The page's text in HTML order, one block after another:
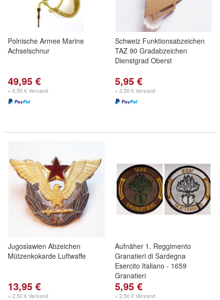
Polnische Armee Marine
Achselschnur
49,95 €
+ 6,50 € Versand
Schweiz Funktionsabzeichen
TAZ 90 Gradabzeichen
Dienstgrad Oberst
5,95 €
+ 2,50 € Versand
Jugoslawien Abzeichen
Mützenkokarde Luftwaffe
13,95 €
+ 2,50 € Versand
Aufnäher 1. Reggimento
Granatieri di Sardegna
Esercito Italiano - 1659
Granatieri
5,95 €
+ 2,50 € Versand